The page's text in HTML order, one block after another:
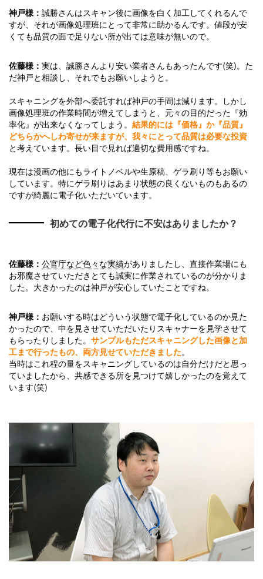
神戸様： 誠勝さんはスキャン後に画像を白く加工してくれるんで
すが、それが画像処理班にとって非常に助かるんです。値段が安
くても品質の面で足りない所が出ては意味が無いので。
佐藤様： 実は、誠勝さんより安い業者さんもあったんです(笑)。た
だ神戸と相談し、それでもお願いしようと。
スキャニングを外部へ委託すれば神戸の手間は減ります。しかし
画像処理班の作業時間が増えてしまうと、元々の目的だった『効
率化』が出来なくなってしまう。 結果的には『価格』か『品質』
どちらかへしわ寄せが来ますが、我々にとって品質は必要な投資
と考えています。長い目で見れば適切な費用感ですね。
現在は漫画の他にもライトノベルや生原稿、ゲラ刷り等もお願い
しています。特にゲラ刷りはあまり状態の良くないものもあるの
ですが綺麗に電子化いただいています。
初めての電子化代行に不安はありましたか？
佐藤様： 公官庁など色々な実績がありましたし、直接作業場にも
お邪魔させていただきとても誠実に作業されているのが分かりま
した。大きかったのは神戸が安心していたことですね。
神戸様： お願いする時はどういう状態で電子化しているのか見た
かったので、中を見させていただいたりスキャナーを見学させて
もらったりしました。 サンプルもただスキャニングした画像と加
工まで行ったもの、両方見せていただきました。
当時はこれ程の量をスキャニングしているのは自分だけだと思っ
ていましたから、共感できる所を見つけて嬉しかったのを覚えて
います(笑)